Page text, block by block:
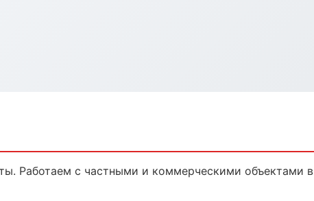
Работаем с частными и коммерческими объектами в